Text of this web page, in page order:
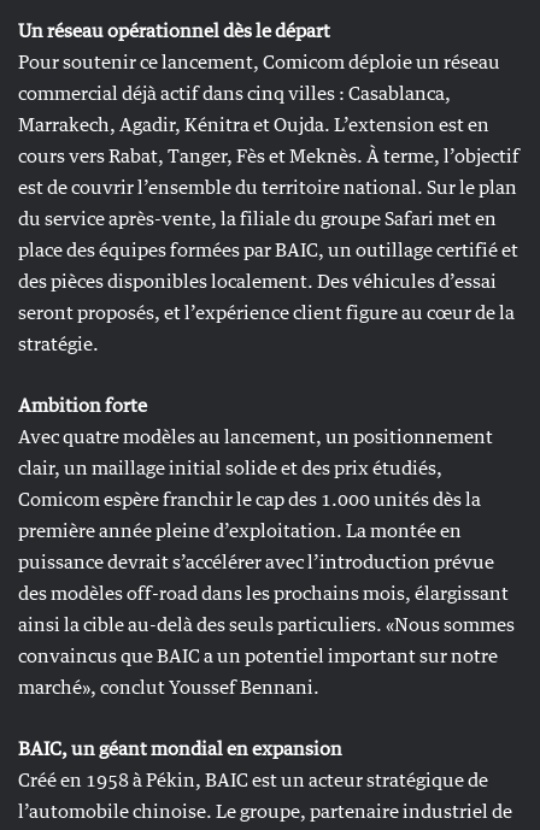
Un réseau opérationnel dès le départ
Pour soutenir ce lancement, Comicom déploie un réseau
commercial déjà actif dans cinq villes : Casablanca,
Marrakech, Agadir, Kénitra et Oujda. L’extension est en
cours vers Rabat, Tanger, Fès et Meknès. À terme, l’objectif
est de couvrir l’ensemble du territoire national. Sur le plan
du service après-vente, la filiale du groupe Safari met en
place des équipes formées par BAIC, un outillage certifié et
des pièces disponibles localement. Des véhicules d’essai
seront proposés, et l’expérience client figure au cœur de la
stratégie.
Ambition forte
Avec quatre modèles au lancement, un positionnement
clair, un maillage initial solide et des prix étudiés,
Comicom espère franchir le cap des 1.000 unités dès la
première année pleine d’exploitation. La montée en
puissance devrait s’accélérer avec l’introduction prévue
des modèles off-road dans les prochains mois, élargissant
ainsi la cible au-delà des seuls particuliers. «Nous sommes
convaincus que BAIC a un potentiel important sur notre
marché», conclut Youssef Bennani.
BAIC, un géant mondial en expansion
Créé en 1958 à Pékin, BAIC est un acteur stratégique de
l’automobile chinoise. Le groupe, partenaire industriel de